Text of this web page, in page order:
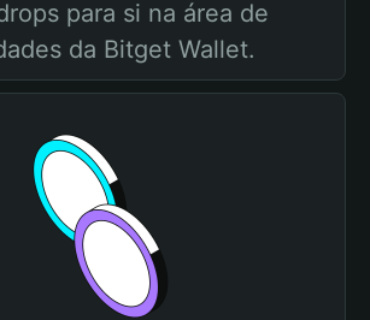
para si na área de
da Bitget Wallet.